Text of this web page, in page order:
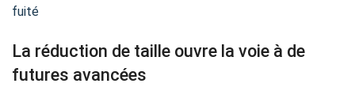
fuité
La réduction de taille ouvre la voie à de
futures avancées